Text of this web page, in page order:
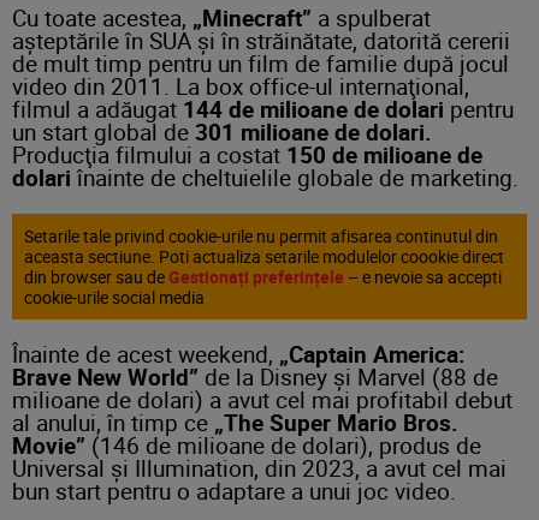
Cu toate acestea, „Minecraft” a spulberat
aşteptările în SUA şi în străinătate, datorită cererii
de mult timp pentru un film de familie după jocul
video din 2011. La box office-ul internaţional,
filmul a adăugat 144 de milioane de dolari pentru
un start global de 301 milioane de dolari.
Producţia filmului a costat 150 de milioane de
dolari înainte de cheltuielile globale de marketing.
Setarile tale privind cookie-urile nu permit afisarea continutul din
aceasta sectiune. Poti actualiza setarile modulelor coookie direct
din browser sau de Gestionați preferințele – e nevoie sa accepti
cookie-urile social media
Înainte de acest weekend, „Captain America:
Brave New World” de la Disney şi Marvel (88 de
milioane de dolari) a avut cel mai profitabil debut
al anului, în timp ce „The Super Mario Bros.
Movie” (146 de milioane de dolari), produs de
Universal şi Illumination, din 2023, a avut cel mai
bun start pentru o adaptare a unui joc video.